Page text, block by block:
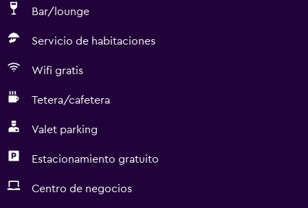
Bar/lounge
Servicio de habitaciones
Wifi gratis
Tetera/cafetera
Valet parking
Estacionamiento gratuito
Centro de negocios